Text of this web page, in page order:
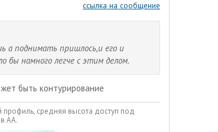
ссылка на сообщение
а поднимать пришлось,и его и
бы намного легче с этим делом.
быть контурирование
средняя высота доступ под
АА.